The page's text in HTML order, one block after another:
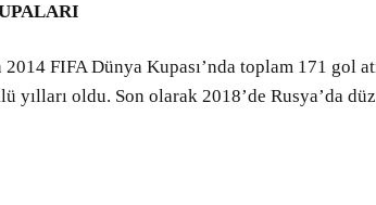
FIFA Dünya Kupası’nda toplam 171 gol
yılları oldu. Son olarak 2018’de Rusya’da